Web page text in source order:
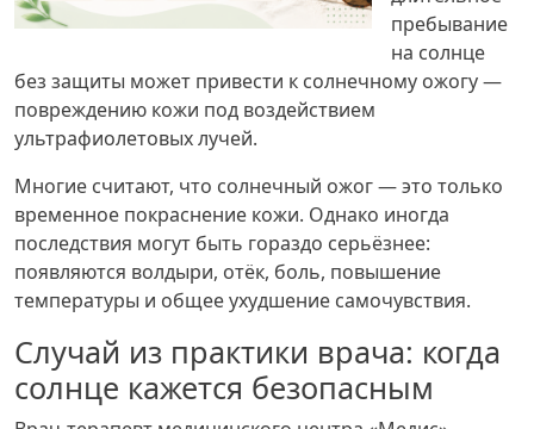
пребывание
на солнце
без защиты может привести к солнечному ожогу —
повреждению кожи под воздействием
ультрафиолетовых лучей.
Многие считают, что солнечный ожог — это только
временное покраснение кожи. Однако иногда
последствия могут быть гораздо серьёзнее:
появляются волдыри, отёк, боль, повышение
температуры и общее ухудшение самочувствия.
Случай из практики врача: когда
солнце кажется безопасным